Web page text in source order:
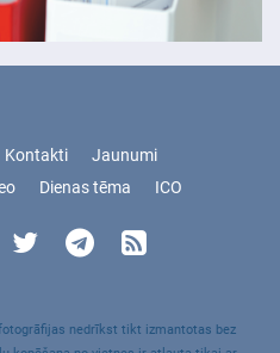
Kontakti
Jaunumi
Dienas tēma ICO
nedrīkst tikt izmantotas bez